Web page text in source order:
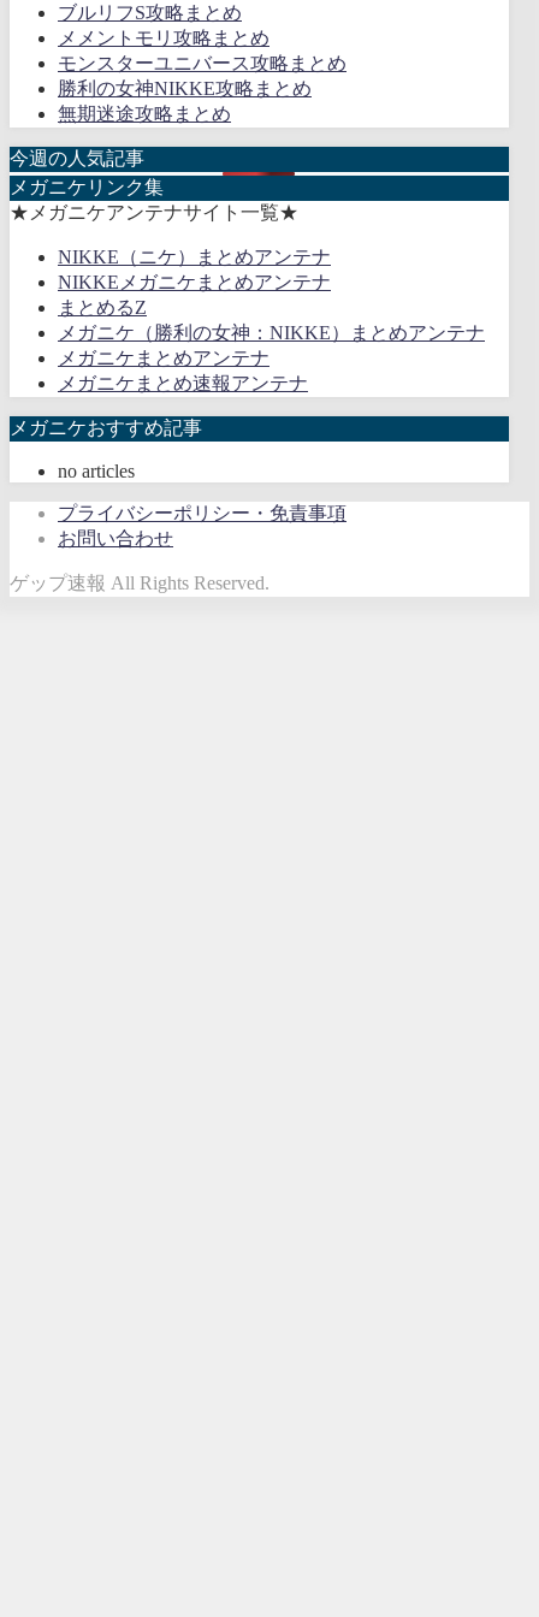
ブルリフS攻略まとめ
メメントモリ攻略まとめ
モンスターユニバース攻略まとめ
勝利の女神NIKKE攻略まとめ
無期迷途攻略まとめ
今週の人気記事
メガニケリンク集
★メガニケアンテナサイト一覧★
NIKKE（ニケ）まとめアンテナ
NIKKEメガニケまとめアンテナ
まとめるZ
メガニケ（勝利の女神：NIKKE）まとめアンテナ
メガニケまとめアンテナ
メガニケまとめ速報アンテナ
メガニケおすすめ記事
no articles
プライバシーポリシー・免責事項
お問い合わせ
ゲップ速報 All Rights Reserved.